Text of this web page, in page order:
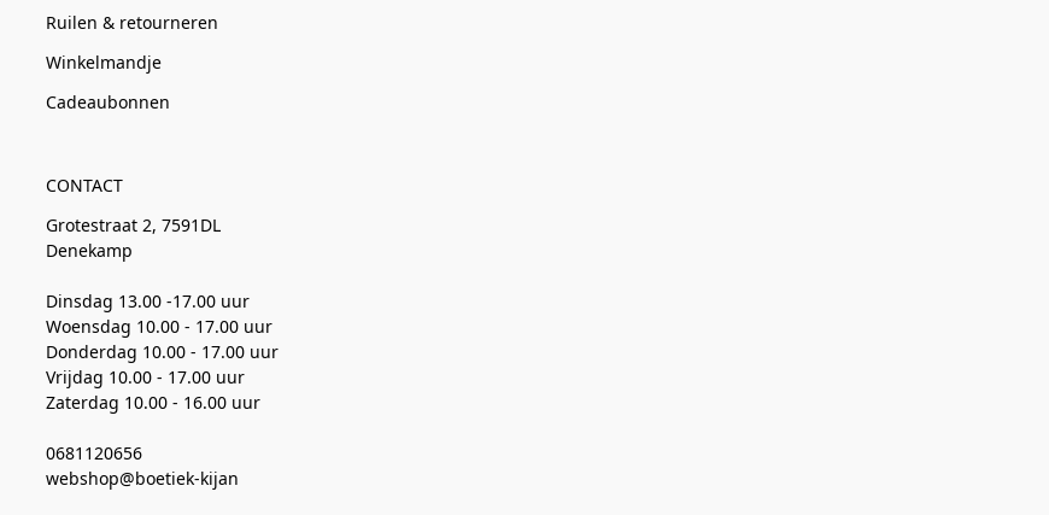
Ruilen & retourneren
Winkelmandje
Cadeaubonnen
CONTACT
Grotestraat 2, 7591DL
Denekamp
Dinsdag 13.00 -17.00 uur
Woensdag 10.00 - 17.00 uur
Donderdag 10.00 - 17.00 uur
Vrijdag 10.00 - 17.00 uur
Zaterdag 10.00 - 16.00 uur
0681120656
webshop@boetiek-kijan